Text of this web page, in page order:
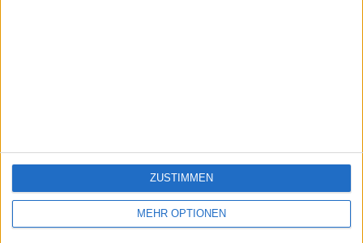
MEHR OPTIONEN
ZUSTIMMEN